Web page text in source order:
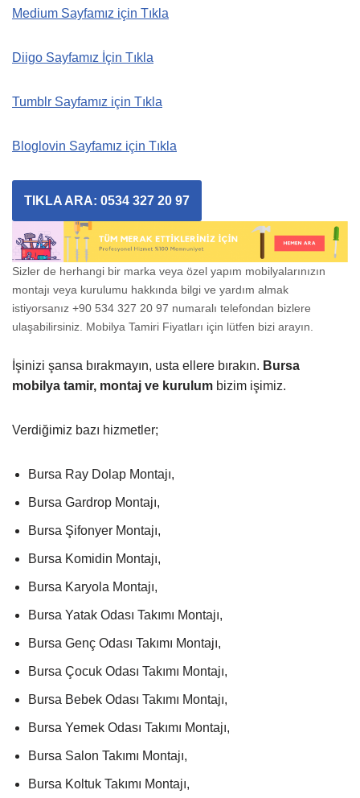
Medium Sayfamız için Tıkla
Diigo Sayfamız İçin Tıkla
Tumblr Sayfamız için Tıkla
Bloglovin Sayfamız için Tıkla
TIKLA ARA: 0534 327 20 97
Sizler de herhangi bir marka veya özel yapım mobilyalarınızın
montajı veya kurulumu hakkında bilgi ve yardım almak
istiyorsanız +90 534 327 20 97 numaralı telefondan bizlere
ulaşabilirsiniz. Mobilya Tamiri Fiyatları için lütfen bizi arayın.
İşinizi şansa bırakmayın, usta ellere bırakın. Bursa
mobilya tamir, montaj ve kurulum bizim işimiz.
Verdiğimiz bazı hizmetler;
Bursa Ray Dolap Montajı,
Bursa Gardrop Montajı,
Bursa Şifonyer Montajı,
Bursa Komidin Montajı,
Bursa Karyola Montajı,
Bursa Yatak Odası Takımı Montajı,
Bursa Genç Odası Takımı Montajı,
Bursa Çocuk Odası Takımı Montajı,
Bursa Bebek Odası Takımı Montajı,
Bursa Yemek Odası Takımı Montajı,
Bursa Salon Takımı Montajı,
Bursa Koltuk Takımı Montajı,